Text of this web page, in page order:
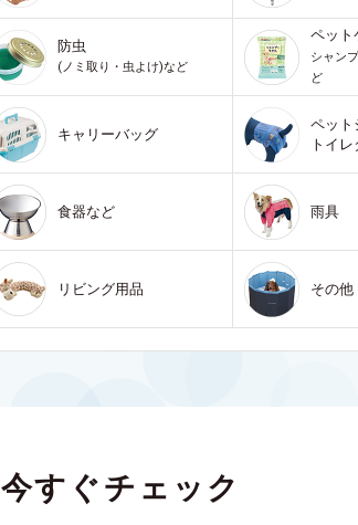
防虫
(ノミ取り・虫よけ)など
ペット
シャン
ど
キャリーバッグ
ペット
トイ
食器など 雨具
リビング用品 その他
今すぐチェック